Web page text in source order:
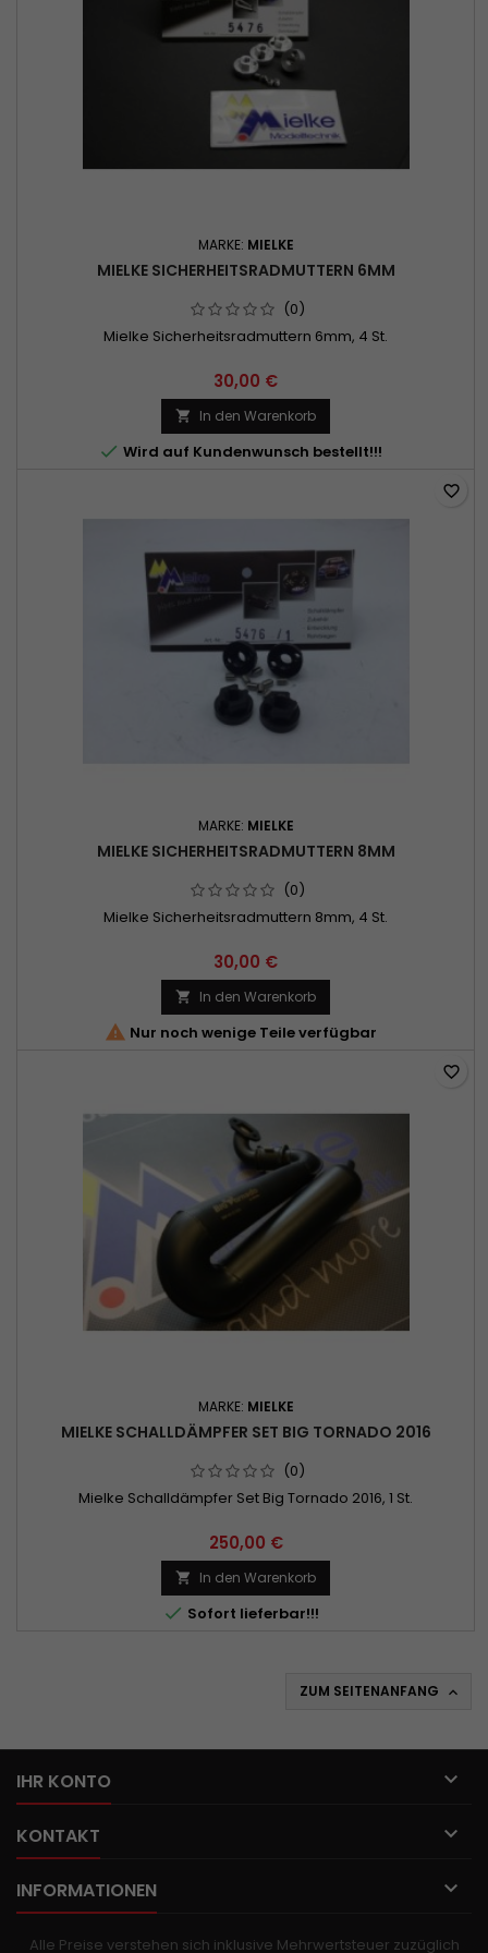
MARKE: MIELKE
MIELKE SICHERHEITSRADMUTTERN 6MM
(0)
Mielke Sicherheitsradmuttern 6mm, 4 St.
30,00 €
 In den Warenkorb
 Wird auf Kundenwunsch bestellt!!!
MARKE: MIELKE
MIELKE SICHERHEITSRADMUTTERN 8MM
(0)
Mielke Sicherheitsradmuttern 8mm, 4 St.
30,00 €
 In den Warenkorb
 Nur noch wenige Teile verfügbar
favorite_border
MARKE: MIELKE
MIELKE SCHALLDÄMPFER SET BIG TORNADO 2016
(0)
Mielke Schalldämpfer Set Big Tornado 2016, 1 St.
250,00 €
 In den Warenkorb
 Sofort lieferbar!!!
favorite_border
ZUM SEITENANFANG 
IHR KONTO 
KONTAKT 
INFORMATIONEN 
Alle Preise verstehen sich inklusive Mehrwertsteuer zuzüglich